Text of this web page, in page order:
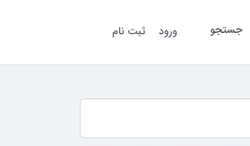
جستجو ورود ثبت نام